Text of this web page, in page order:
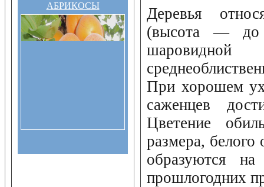
АБРИКОСЫ
Деревья
(высота —
При хорошем
саженцев
Цветение
размера, белого
образуются
прошлогодних